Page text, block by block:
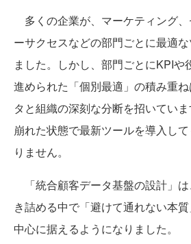
多くの企業が、マーケティング
ーサクセスなどの部門ごとに最適
ました。しかし、部門ごとにKPIや
進められた「個別最適」の積み重
タと組織の深刻な分断を招いてい
崩れた状態で最新ツールを導入し
りません。
「統合顧客データ基盤の設計」
き詰める中で「避けて通れない本
中心に据えるようになりました。